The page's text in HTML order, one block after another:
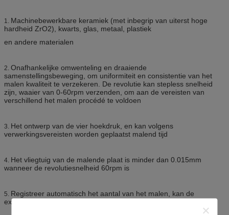
1. Machinebewerkbare keramiek (met inbegrip van uiterst hoge
hardheid ZrO2), kwarts, glas, metaal, plastiek
en andere materialen
2. Onafhankelijke omwenteling en draaiende
samenstellingsbeweging, om uniformiteit en consistentie van het
malen kwaliteit te verzekeren. De revolutie kan stepless snelheid
zijn, waaier van 0-60rpm verzenden, om aan de vereisten van
verschillend het malen procédé te voldoen
3. Het ontwerp van de vier hoekdruk, en kan volgens
verwerkingsvereisten worden geplaatst malend tijd
4. Het vliegtuig van de malende plaat is minder dan 0.015mm
wanneer de revolutiesnelheid 60rpm is
5. Registreer automatisch het aantal van het malen, kan de
exploitant volgens het aantal van begeleiden